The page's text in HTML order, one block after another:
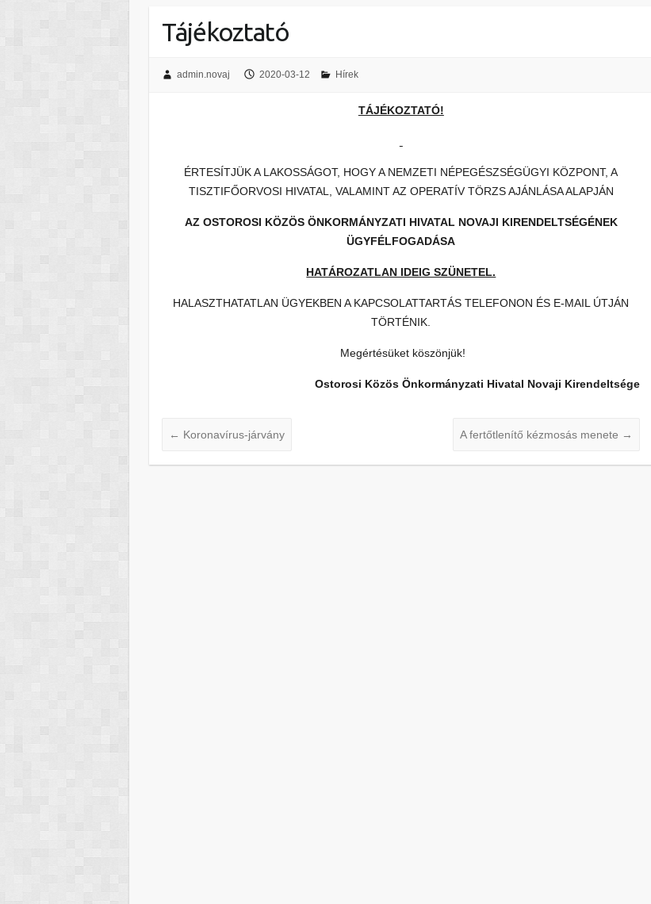
Tájékoztató
admin.novaj 2020-03-12 Hírek
TÁJÉKOZTATÓ!
ÉRTESÍTJÜK A LAKOSSÁGOT, HOGY A NEMZETI NÉPEGÉSZSÉGÜGYI KÖZPONT, A
TISZTIFŐORVOSI HIVATAL, VALAMINT AZ OPERATÍV TÖRZS AJÁNLÁSA ALAPJÁN
AZ OSTOROSI KÖZÖS ÖNKORMÁNYZATI HIVATAL NOVAJI KIRENDELTSÉGÉNEK
ÜGYFÉLFOGADÁSA
HATÁROZATLAN IDEIG SZÜNETEL.
HALASZTHATATLAN ÜGYEKBEN A KAPCSOLATTARTÁS TELEFONON ÉS E-MAIL ÚTJÁN
TÖRTÉNIK.
Megértésüket köszönjük!
Ostorosi Közös Önkormányzati Hivatal Novaji Kirendeltsége
← Koronavírus-járvány A fertőtlenítő kézmosás menete →